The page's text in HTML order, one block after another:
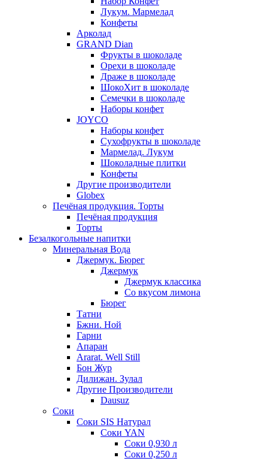
Лукум. Мармелад
Конфеты
Арколад
GRAND Dian
Фрукты в шоколаде
Орехи в шоколаде
Драже в шоколаде
ШокоХит в шоколаде
Семечки в шоколаде
Наборы конфет
JOYCO
Наборы конфет
Сухофрукты в шоколаде
Мармелад. Лукум
Шоколадные плитки
Конфеты
Другие производители
Globex
Печёная продукция. Торты
Печёная продукция
Торты
Безалкогольные напитки
Минеральная Вода
Джермук. Бюрег
Джермук
Джермук классика
Со вкусом лимона
Бюрег
Татни
Бжни. Ной
Гарни
Апаран
Ararat. Well Still
Бон Жур
Дилижан. Зулал
Другие Производители
Dausuz
Соки
Соки SIS Натурал
Соки YAN
Соки 0,930 л
Соки 0,250 л